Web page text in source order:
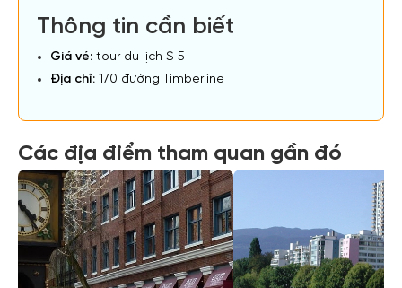
Thông tin cần biết
Giá vé: tour du lịch $ 5
Địa chỉ: 170 đường Timberline
Các địa điểm tham quan gần đó